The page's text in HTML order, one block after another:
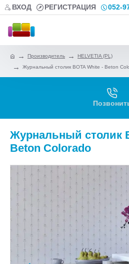
ВХОД РЕГИСТРАЦИЯ 052-
Производитель
HELVETIA (PL)
Журнальный столик BOTA White - Beton
Журнальный столик
Beton Colorado